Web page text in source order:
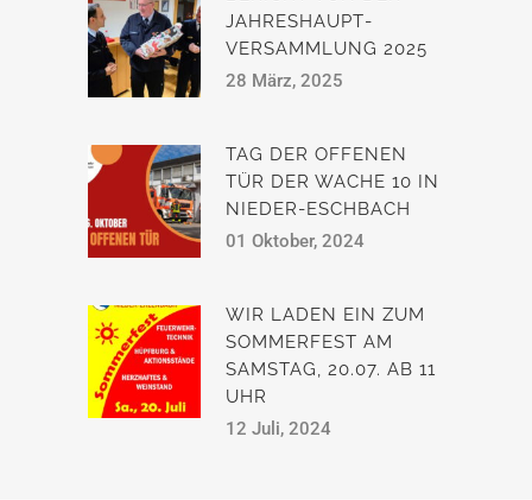
JAHRESHAUPT­
VERSAMMLUNG 2025
28 März, 2025
TAG DER OFFENEN
TÜR DER WACHE 10 IN
NIEDER-ESCHBACH
01 Oktober, 2024
WIR LADEN EIN ZUM
SOMMERFEST AM
SAMSTAG, 20.07. AB 11
UHR
12 Juli, 2024